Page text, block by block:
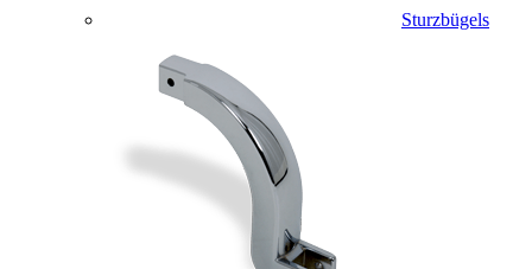
Sturzbügels